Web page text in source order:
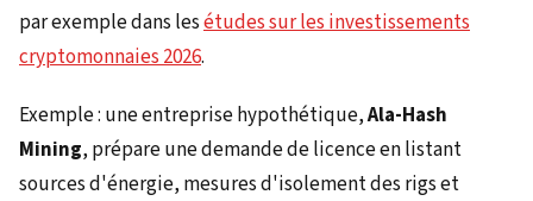
par exemple dans lesétudes sur les investissements
cryptomonnaies 2026.
Exemple : une entreprise hypothétique,Ala-Hash
Mining, prépare une demande de licence en listant
sources d'énergie, mesures d'isolement des rigs et